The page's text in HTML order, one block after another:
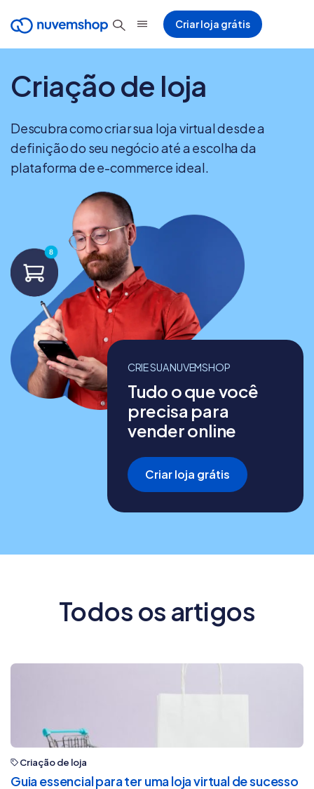
Criar loja grátis
Criação de loja
Descubra como criar sua loja virtual desde a
definição do seu negócio até a escolha da
plataforma de e-commerce ideal.
CRIE SUA NUVEMSHOP
Tudo o que você
precisa para
vender online
Criar loja grátis
Todos os artigos
Criação de loja
Guia essencial para ter uma loja virtual de sucesso